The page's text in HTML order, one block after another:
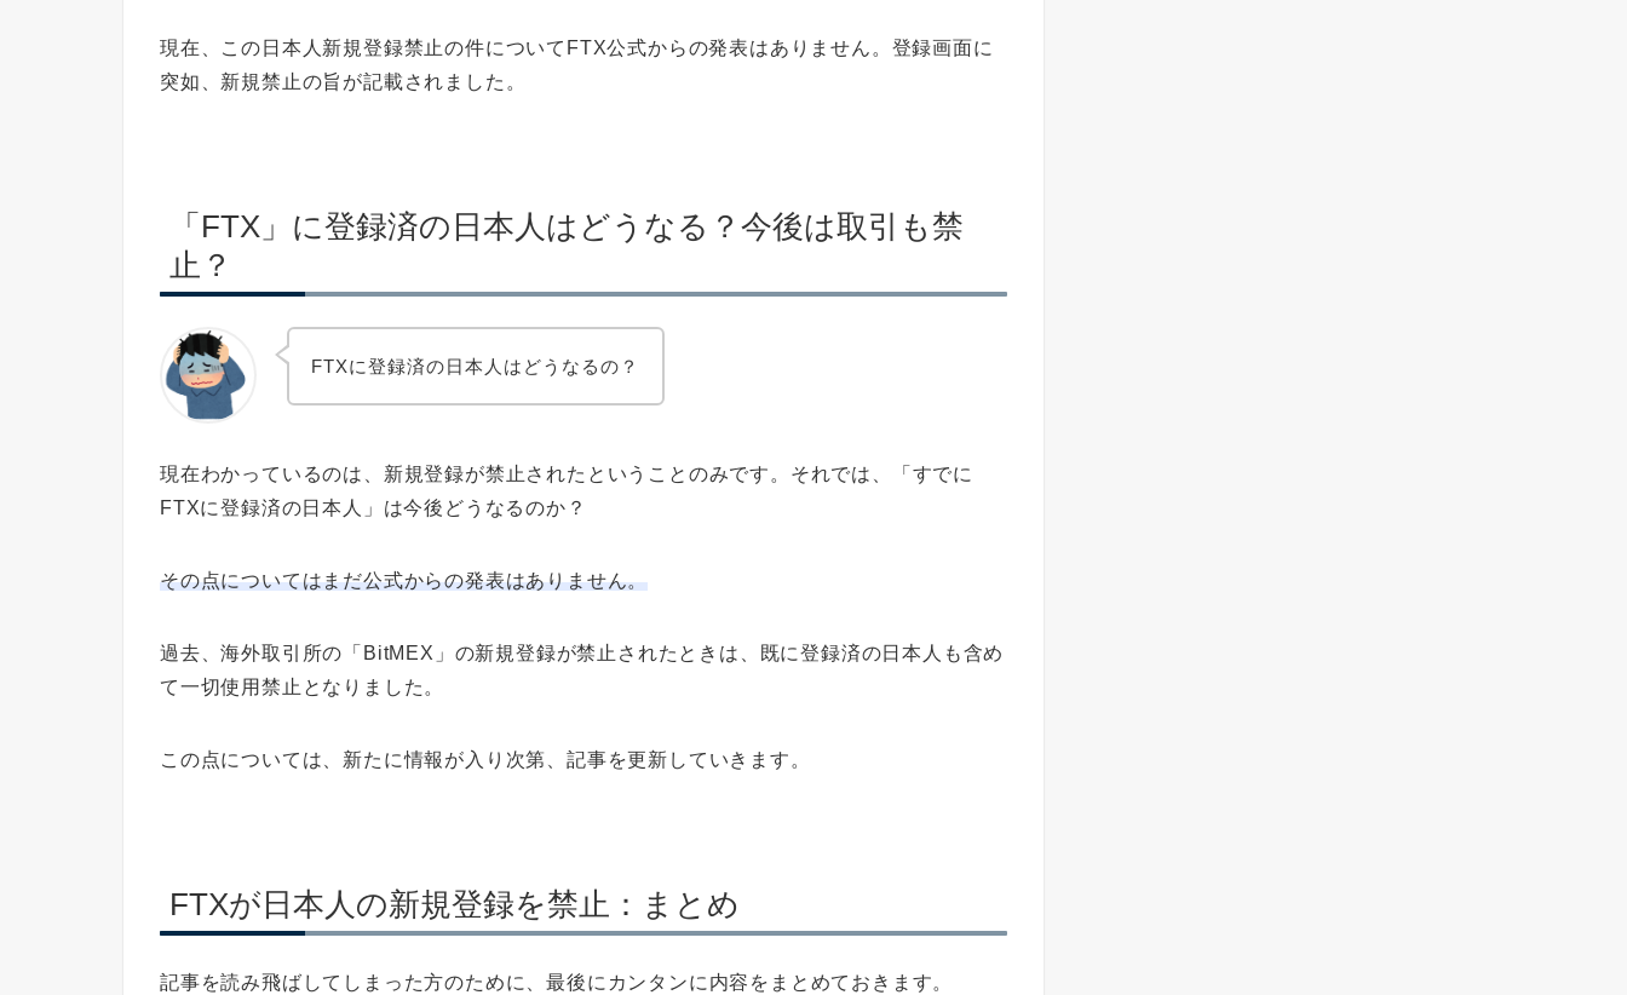
現在、この日本人新規登録禁止の件についてFTX公式からの発表はありません。登録画面に
突如、新規禁止の旨が記載されました。
「FTX」に登録済の日本人はどうなる？今後は取引も禁
止？
FTXに登録済の日本人はどうなるの？
現在わかっているのは、新規登録が禁止されたということのみです。それでは、「すでに
FTXに登録済の日本人」は今後どうなるのか？
その点についてはまだ公式からの発表はありません。
過去、海外取引所の「BitMEX」の新規登録が禁止されたときは、既に登録済の日本人も含め
て一切使用禁止となりました。
この点については、新たに情報が入り次第、記事を更新していきます。
FTXが日本人の新規登録を禁止：まとめ
記事を読み飛ばしてしまった方のために、最後にカンタンに内容をまとめておきます。